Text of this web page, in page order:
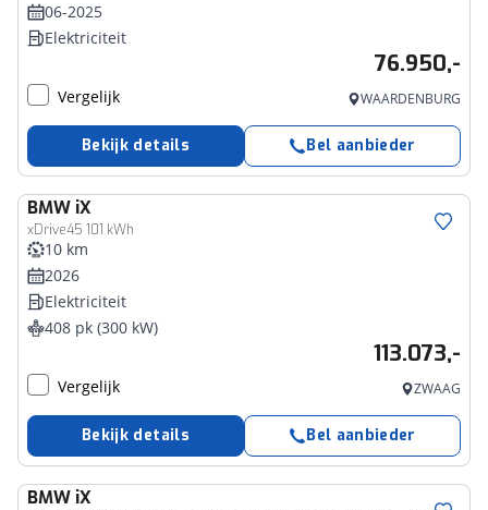
06-2025
Elektriciteit
76.950,-
Vergelijk WAARDENBURG
Bekijk details Bel aanbieder
BMW iX
xDrive45 101 kWh
10 km
2026
Elektriciteit
408 pk (300 kW)
113.073,-
Vergelijk ZWAAG
Bekijk details Bel aanbieder
BMW iX